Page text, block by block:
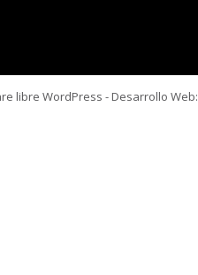
libre WordPress - Desarrollo Web: